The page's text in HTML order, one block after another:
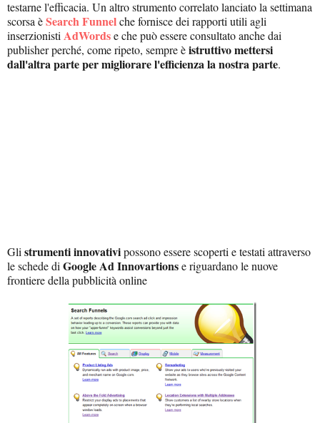
testarne l'efficacia. Un altro strumento correlato lanciato la settimana
scorsa èSearch Funnelche fornisce dei rapporti utili agli
inserzionisti AdWordse che può essere consultato anche dai
publisher perché, come ripeto, sempre èistruttivo mettersi
dall'altra parte per migliorare l'efficienza la nostra parte.
Glistrumenti innovativipossono essere scoperti e testati attraverso
le schede diGoogle Ad Innovartionse riguardano le nuove
frontiere della pubblicità online